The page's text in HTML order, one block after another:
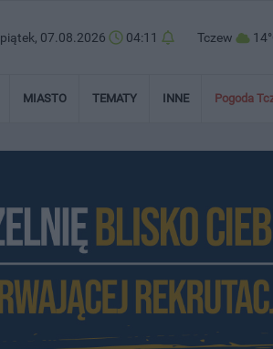
piątek, 07.08.2026 04:11 Tczew
MIASTO TEMATY INNE Pogoda